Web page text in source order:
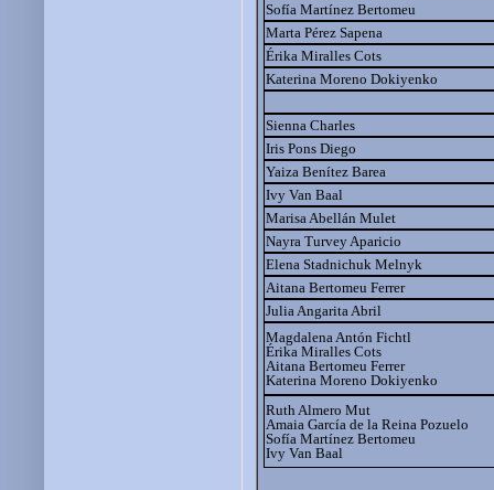
Sofía Martínez Bertomeu
Marta Pérez Sapena
Érika Miralles Cots
Katerina Moreno Dokiyenko
Sienna Charles
Iris Pons Diego
Yaiza Benítez Barea
Ivy Van Baal
Marisa Abellán Mulet
Nayra Turvey Aparicio
Elena Stadnichuk Melnyk
Aitana Bertomeu Ferrer
Julia Angarita Abril
Magdalena Antón Fichtl
Érika Miralles Cots
Aitana Bertomeu Ferrer
Katerina Moreno Dokiyenko
Ruth Almero Mut
Amaia García de la Reina Pozuelo
Sofía Martínez Bertomeu
Ivy Van Baal